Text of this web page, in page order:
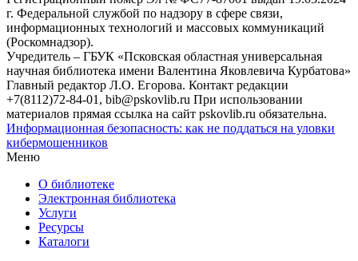
г. Федеральной службой по надзору в сфере связи,
информационных технологий и массовых коммуникаций
(Роскомнадзор).
Учредитель – ГБУК «Псковская областная универсальная
научная библиотека имени Валентина Яковлевича Курбатова»
Главный редактор Л.О. Егорова. Контакт редакции
+7(8112)72-84-01, bib@pskovlib.ru При использовании
материалов прямая ссылка на сайт pskovlib.ru обязательна.
Информационная безопасность: как не поддаться на уловки
кибермошенников
Меню
О библиотеке
Электронная библиотека
Услуги
Ресурсы
Каталоги